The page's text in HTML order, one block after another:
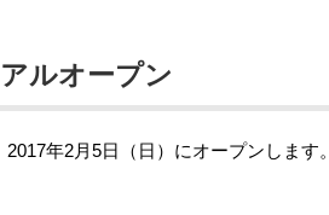
ルオープン
年2月5日（日）にオープンします。